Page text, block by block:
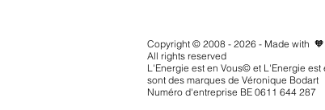
Copyright © 2008 - 2026 - Made with
All rights reserved
L'Energie est en Vous© et L'Energie est
sont des marques de Véronique Bodart
Numéro d'entreprise BE 0611 644 287